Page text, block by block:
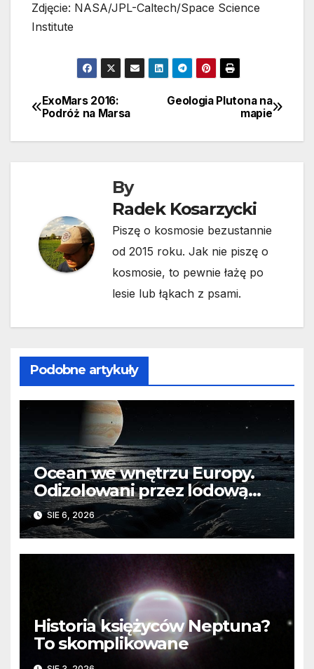
Zdjęcie: NASA/JPL-Caltech/Space Science
Institute
Nawigacja
wpisu
Geologia Plutona na
mapie
ExoMars 2016:
Podróż na Marsa
By
Radek Kosarzycki
Piszę o kosmosie bezustannie
od 2015 roku. Jak nie piszę o
kosmosie, to pewnie łażę po
lesie lub łąkach z psami.
Podobne artykuły
Ocean we wnętrzu Europy.
Odizolowani przez lodową
barierę
SIE 6, 2026
Historia księżyców Neptuna?
To skomplikowane